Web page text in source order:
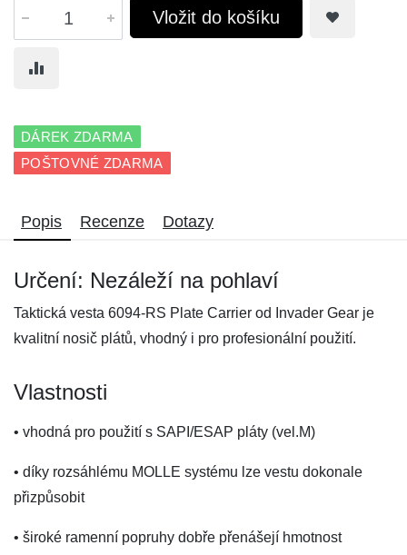
Vložit do košíku
DÁREK ZDARMA
POŠTOVNÉ ZDARMA
Popis Recenze Dotazy
Určení: Nezáleží na pohlaví
Taktická vesta 6094-RS Plate Carrier od Invader Gear je
kvalitní nosič plátů, vhodný i pro profesionální použití.
Vlastnosti
• vhodná pro použití s SAPI/ESAP pláty (vel.M)
• díky rozsáhlému MOLLE systému lze vestu dokonale
přizpůsobit
• široké ramenní popruhy dobře přenášejí hmotnost